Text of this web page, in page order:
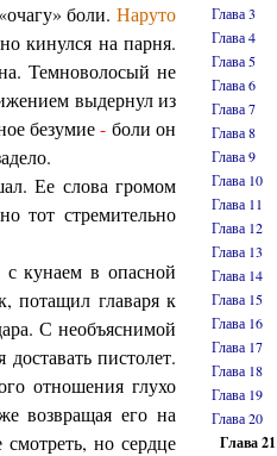
Глава 3
Глава 4
Глава 5
Глава 6
Глава 7
Глава 8
Глава 9
Глава 10
Глава 11
Глава 12
Глава 13
Глава 14
Глава 15
Глава 16
Глава 17
Глава 18
Глава 19
Глава 20
Глава 21
боли. Наруто
кинулся на парня.
Темноволосый не
выдернул из
безумие- боли он
Ее слова громом
тот стремительно
кунаем в опасной
потащил главаря к
С необъяснимой
пистолет.
отношения глухо
возвращая его на
но сердце